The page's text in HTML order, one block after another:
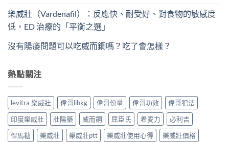
樂威壯（Vardenafil）：反應快、耐受好、對食物的敏感度
低，ED 治療的「平衡之選」
沒有陽痿問題可以吃威而鋼嗎？吃了會怎樣？
熱點關注
levitra 樂威壯 偉哥lihkg 偉哥份量 偉哥功效
偉哥犯法
印度樂威壯
壯陽藥 威而鋼 屈臣氏 希愛力
必利吉
悍馬糖
樂威壯 樂威壯ptt 樂威壯使用心得
樂威壯價格